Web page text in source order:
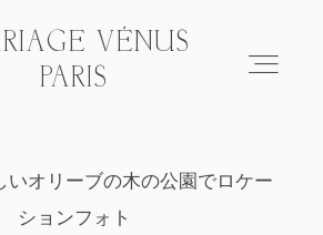
VÉNUS
PARIS
VÉNUS
PARIS
Hair & make-up
いオリーブの木の公園でロケー
ションフォト